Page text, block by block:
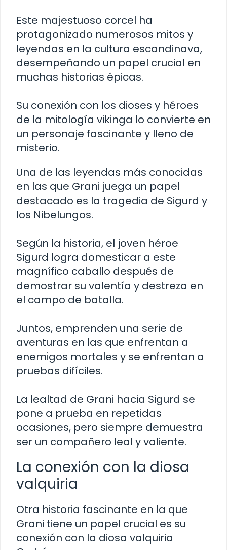
Este majestuoso corcel ha
protagonizado numerosos mitos y
leyendas en la cultura escandinava,
desempeñando un papel crucial en
muchas historias épicas.
Su conexión con los dioses y héroes
de la mitología vikinga lo convierte en
un personaje fascinante y lleno de
misterio.
Una de las leyendas más conocidas
en las que Grani juega un papel
destacado es la tragedia de Sigurd y
los Nibelungos.
Según la historia, el joven héroe
Sigurd logra domesticar a este
magnífico caballo después de
demostrar su valentía y destreza en
el campo de batalla.
Juntos, emprenden una serie de
aventuras en las que enfrentan a
enemigos mortales y se enfrentan a
pruebas difíciles.
La lealtad de Grani hacia Sigurd se
pone a prueba en repetidas
ocasiones, pero siempre demuestra
ser un compañero leal y valiente.
La conexión con la diosa
valquiria
Otra historia fascinante en la que
Grani tiene un papel crucial es su
conexión con la diosa valquiria